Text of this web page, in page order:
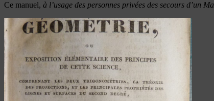
Ce manuel, à l’usage des personnes privées des secours d’un